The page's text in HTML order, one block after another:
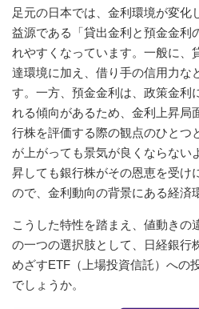
足元の日本では、金利環境が変化
益源である「貸出金利と預金金利
れやすくなっています。一般に、
達環境に加え、借り手の信用力な
す。一方、預金金利は、政策金利
れる傾向があるため、金利上昇局
行株を評価する際の観点のひとつ
が上がっても景気が良くならない
昇しても銀行株がその恩恵を受け
ので、金利動向の背景にある経済
こうした特性を踏まえ、値動きの
の一つの選択肢として、日経銀行
めざすETF（上場投資信託）への
でしょうか。